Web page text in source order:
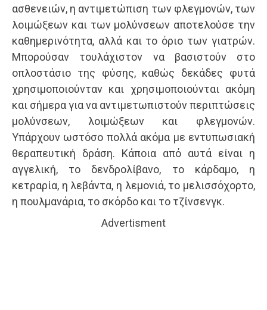
ασθενειών, η αντιμετώπιση των φλεγμονών, των
λοιμώξεων και των μολύνσεων αποτελούσε την
καθημερινότητα, αλλά και το όριο των γιατρών.
Μπορούσαν τουλάχιστον να βασιστούν στο
οπλοστάσιο της φύσης, καθώς δεκάδες φυτά
χρησιμοποιούνταν και χρησιμοποιούνται ακόμη
και σήμερα για να αντιμετωπιστούν περιπτώσεις
μολύνσεων, λοιμώξεων και φλεγμονών.
Υπάρχουν ωστόσο πολλά ακόμα με εντυπωσιακή
θεραπευτική δράση. Κάποια από αυτά είναι η
αγγελική, το δενδρολίβανο, το κάρδαμο, η
κετραρία, η λεβάντα, η λεμονιά, το μελισσόχορτο,
η πουλμανάρια, το σκόρδο και το τζίνσενγκ.
Advertisment